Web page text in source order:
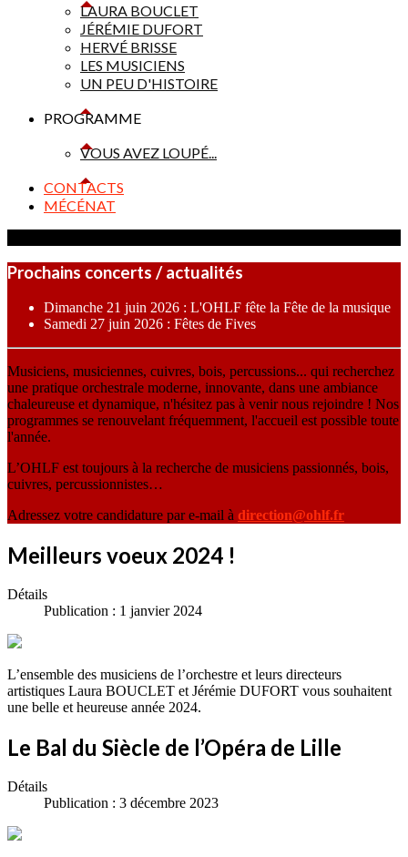
LAURA BOUCLET
JÉRÉMIE DUFORT
HERVÉ BRISSE
LES MUSICIENS
UN PEU D'HISTOIRE
PROGRAMME
VOUS AVEZ LOUPÉ...
CONTACTS
MÉCÉNAT
Prochains concerts / actualités
Dimanche 21 juin 2026 : L'OHLF fête la Fête de la musique
Samedi 27 juin 2026 : Fêtes de Fives
Musiciens, musiciennes, cuivres, bois, percussions... qui recherchez
une pratique orchestrale moderne, innovante, dans une ambiance
chaleureuse et dynamique, n'hésitez pas à venir nous rejoindre ! Nos
programmes se renouvelant fréquemment, l'accueil est possible toute
l'année.
L’OHLF est toujours à la recherche de musiciens passionnés, bois,
cuivres, percussionnistes…
Adressez votre candidature par e-mail à direction@ohlf.fr
Meilleurs voeux 2024 !
Détails
Publication : 1 janvier 2024
L’ensemble des musiciens de l’orchestre et leurs directeurs
artistiques Laura BOUCLET et Jérémie DUFORT vous souhaitent
une belle et heureuse année 2024.
Le Bal du Siècle de l’Opéra de Lille
Détails
Publication : 3 décembre 2023